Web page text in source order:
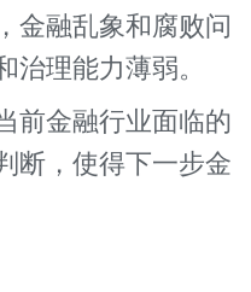
金融乱象和腐败问
治理能力薄弱。
金融行业面临的
断，使得下一步金